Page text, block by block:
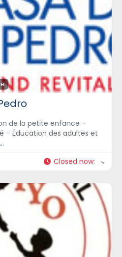
de la petite enfance –
– Éducation des adultes et
Closed now: